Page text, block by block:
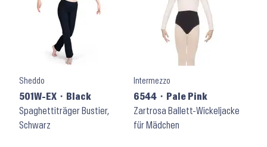
Sheddo
501W-EX ⬝ Black
Spaghettiträger Bustier,
Schwarz
Intermezzo
6544 ⬝ Pale Pink
Zartrosa Ballett-Wickeljacke
für Mädchen